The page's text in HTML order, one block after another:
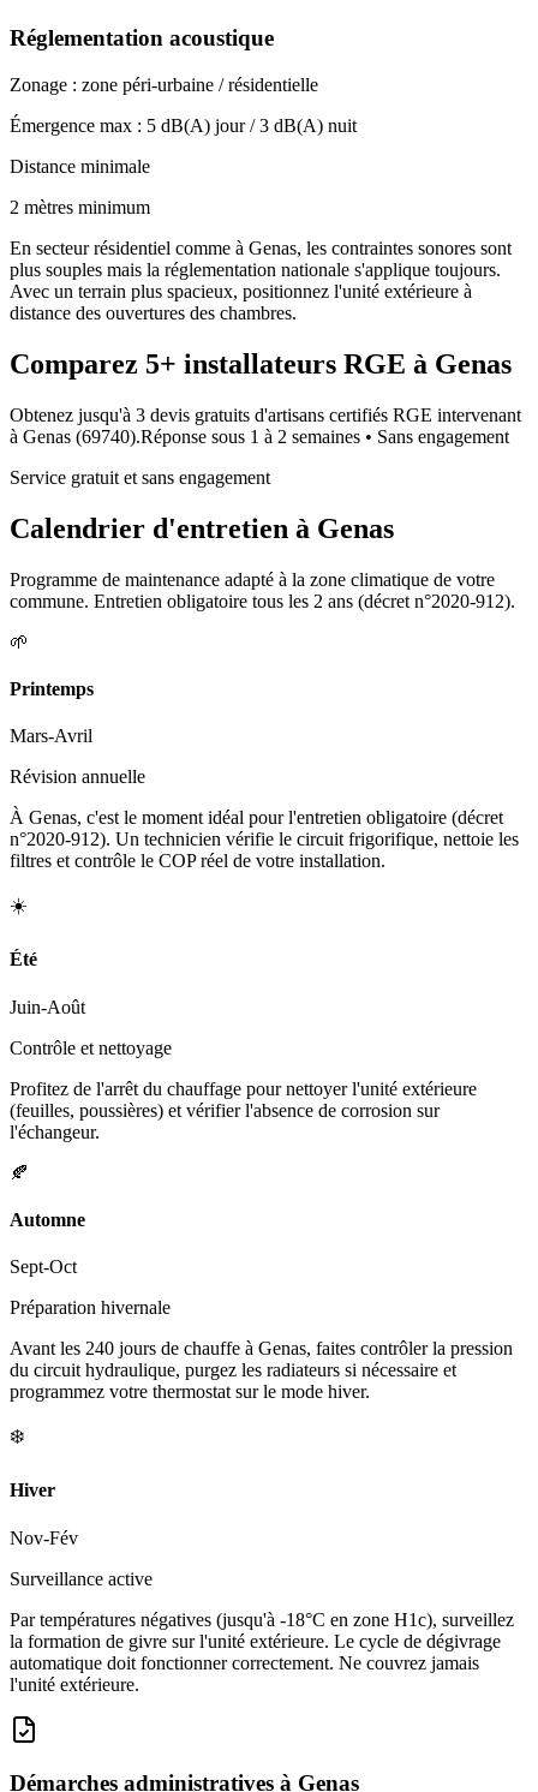
Réglementation acoustique
Zonage : zone péri-urbaine / résidentielle
Émergence max : 5 dB(A) jour /3 dB(A) nuit
Distance minimale
2 mètres minimum
En secteur résidentiel comme à Genas, les contraintes sonores sont
plus souples mais la réglementation nationale s'applique toujours.
Avec un terrain plus spacieux, positionnez l'unité extérieure à
distance des ouvertures des chambres.
Comparez 5+ installateurs RGE à Genas
Obtenez jusqu'à 3 devis gratuits d'artisans certifiés RGE intervenant
à Genas (69740).Réponse sous 1 à 2 semaines • Sans engagement
Service gratuit et sans engagement
Calendrier d'entretien à Genas
Programme de maintenance adapté à la zone climatique de votre
commune. Entretien obligatoire tous les 2 ans (décret n°2020-912).
🌱
Printemps
Mars-Avril
Révision annuelle
À Genas, c'est le moment idéal pour l'entretien obligatoire (décret
n°2020-912). Un technicien vérifie le circuit frigorifique, nettoie les
filtres et contrôle le COP réel de votre installation.
☀️
Été
Juin-Août
Contrôle et nettoyage
Profitez de l'arrêt du chauffage pour nettoyer l'unité extérieure
(feuilles, poussières) et vérifier l'absence de corrosion sur
l'échangeur.
🍂
Automne
Sept-Oct
Préparation hivernale
Avant les 240 jours de chauffe à Genas, faites contrôler la pression
du circuit hydraulique, purgez les radiateurs si nécessaire et
programmez votre thermostat sur le mode hiver.
❄️
Hiver
Nov-Fév
Surveillance active
Par températures négatives (jusqu'à -18°C en zone H1c), surveillez
la formation de givre sur l'unité extérieure. Le cycle de dégivrage
automatique doit fonctionner correctement. Ne couvrez jamais
l'unité extérieure.
Démarches administratives à Genas